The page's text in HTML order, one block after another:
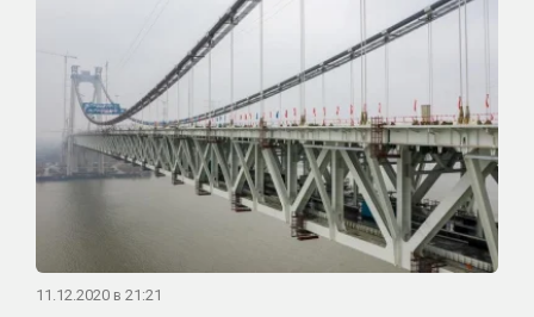
11.12.2020 в 21:21